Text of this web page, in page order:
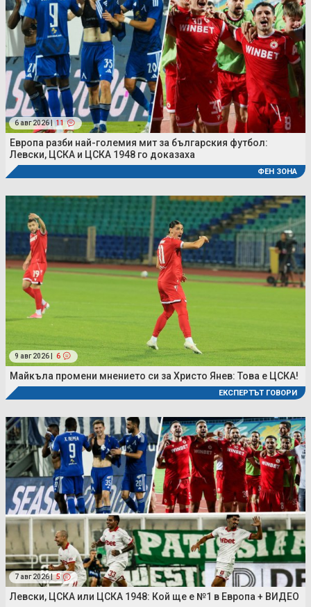
6 авг 2026 | 11
Европа разби най-големия мит за българския футбол:
Левски, ЦСКА и ЦСКА 1948 го доказаха
ФЕН ЗОНА
9 авг 2026 | 6
Майкъла промени мнението си за Христо Янев: Това е ЦСКА!
ЕКСПЕРТЪТ ГОВОРИ
7 авг 2026 | 5
Левски, ЦСКА или ЦСКА 1948: Кой ще е №1 в Европа + ВИДЕО